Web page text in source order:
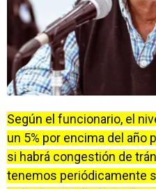
Según el funcionario, el
un 5% por encima del año
si habrá congestión de
tenemos periódicamente